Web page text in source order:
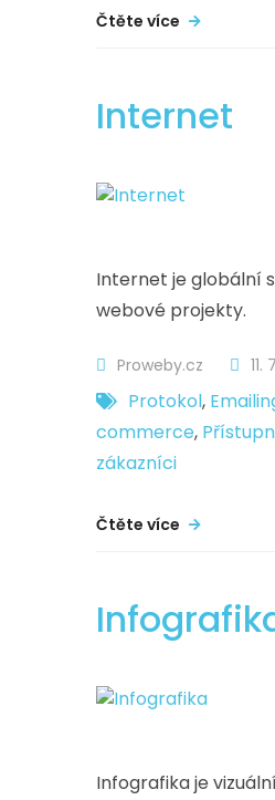
Čtěte více
Internet
Internet je globální
webové projekty.
Proweby.cz 11.
Protokol,
commerce,
zákazníci
Čtěte více
Infografika je